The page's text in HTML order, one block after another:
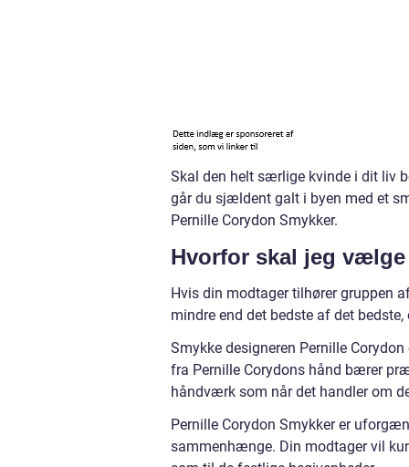
Skal den helt særlige kvinde i dit liv
går du sjældent galt i byen med et
Pernille Corydon Smykker.
Hvorfor skal jeg
Hvis din modtager tilhører gruppen
mindre end det bedste af det
Smykke designeren Pernille
fra Pernille Corydons hånd bærer
håndværk som når det handler om
Pernille Corydon Smykker er
sammenhænge. Din modtager vil